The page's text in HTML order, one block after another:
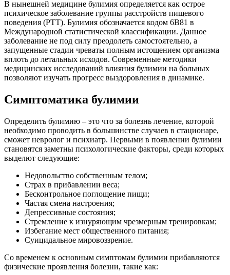
В нынешней медицине булимия определяется как острое
психическое заболевание группы расстройств пищевого
поведения (РТТ). Булимия обозначается кодом 6В81 в
Международной статистической классификации. Данное
заболевание не под силу преодолеть самостоятельно, а
запущенные стадии чреваты полным истощением организма
вплоть до летальных исходов. Современные методики
медицинских исследований влияния булимии на больных
позволяют изучать прогресс выздоровления в динамике.
Симптоматика булимии
Определить булимию – это что за болезнь лечение, которой
необходимо проводить в большинстве случаев в стационаре,
сможет невролог и психиатр. Первыми в появлении булимии
становятся заметны психологические факторы, среди которых
выделют следующие:
Недовольство собственным телом;
Страх в прибавлении веса;
Бесконтрольное поглощение пищи;
Частая смена настроения;
Депрессивные состояния;
Стремление к изнуряющим чрезмерным тренировкам;
Избегание мест общественного питания;
Суицидальное мировоззрение.
Со временем к основным симптомам булимии прибавляются
физические проявления болезни, такие как: